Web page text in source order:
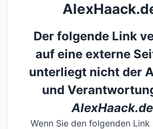
Der folgende Link
auf eine externe
unterliegt nicht der
und
AlexHaack.de
Wenn Sie den folgenden Link